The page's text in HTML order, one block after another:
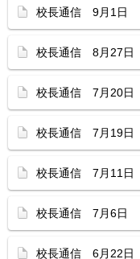
校長通信 9月1日
校長通信 8月27日
校長通信 7月20日
校長通信 7月19日
校長通信 7月11日
校長通信 7月6日
校長通信 6月22日